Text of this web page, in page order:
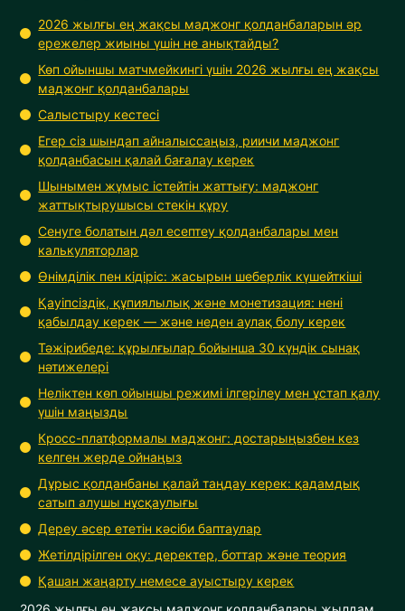
2026 жылғы ең жақсы маджонг қолданбаларын әр
ережелер жиыны үшін не анықтайды?
Көп ойыншы матчмейкингі үшін 2026 жылғы ең жақсы
маджонг қолданбалары
Салыстыру кестесі
Егер сіз шындап айналыссаңыз, риичи маджонг
қолданбасын қалай бағалау керек
Шынымен жұмыс істейтін жаттығу: маджонг
жаттықтырушысы стекін құру
Сенуге болатын дәл есептеу қолданбалары мен
калькуляторлар
Өнімділік пен кідіріс: жасырын шеберлік күшейткіші
Қауіпсіздік, құпиялылық және монетизация: нені
қабылдау керек — және неден аулақ болу керек
Тәжірибеде: құрылғылар бойынша 30 күндік сынақ
нәтижелері
Неліктен көп ойыншы режимі ілгерілеу мен ұстап қалу
үшін маңызды
Кросс-платформалы маджонг: достарыңызбен кез
келген жерде ойнаңыз
Дұрыс қолданбаны қалай таңдау керек: қадамдық
сатып алушы нұсқаулығы
Дереу әсер ететін кәсіби баптаулар
Жетілдірілген оқу: деректер, боттар және теория
Қашан жаңарту немесе ауыстыру керек